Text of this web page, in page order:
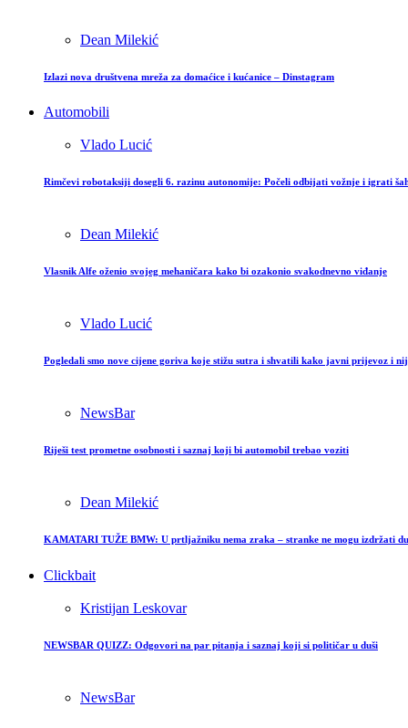
Dean Milekić
Izlazi nova društvena mreža za domaćice i kućanice – Dinstagram
Automobili
Vlado Lucić
Rimčevi robotaksiji dosegli 6. razinu autonomije: Počeli odbijati vožnje i igrati
Dean Milekić
Vlasnik Alfe oženio svojeg mehaničara kako bi ozakonio svakodnevno viđanje
Vlado Lucić
Pogledali smo nove cijene goriva koje stižu sutra i shvatili kako javni prijevoz i
NewsBar
Riješi test prometne osobnosti i saznaj koji bi automobil trebao voziti
Dean Milekić
KAMATARI TUŽE BMW: U prtljažniku nema zraka – stranke ne mogu izdržati
Clickbait
Kristijan Leskovar
NEWSBAR QUIZZ: Odgovori na par pitanja i saznaj koji si političar u duši
NewsBar